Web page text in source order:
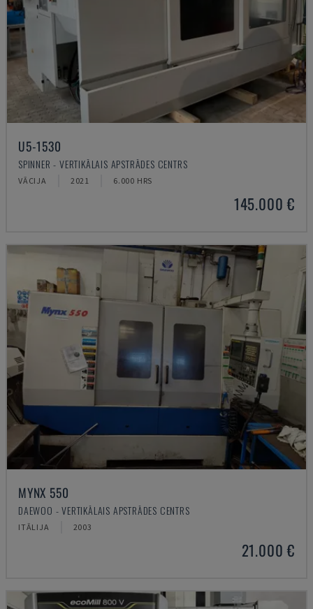
U5-1530
SPINNER - VERTIKĀLAIS APSTRĀDES CENTRS
VĀCIJA 2021 6.000 HRS
145.000 €
MYNX 550
DAEWOO - VERTIKĀLAIS APSTRĀDES CENTRS
ITĀLIJA 2003
21.000 €